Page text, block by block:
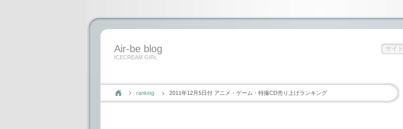
Air-be blog
ICECREAM GIRL
ranking 2011年12月5日付 アニメ・ゲーム・特撮CD売り上げランキング